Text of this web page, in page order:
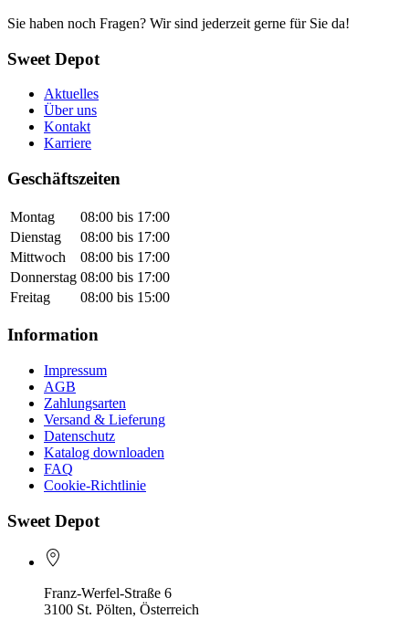
Sie haben noch Fragen? Wir sind jederzeit gerne für Sie da!
Sweet Depot
Aktuelles
Über uns
Kontakt
Karriere
Geschäftszeiten
Montag
08:00 bis 17:00
Dienstag
08:00 bis 17:00
Mittwoch
08:00 bis 17:00
Donnerstag 08:00 bis 17:00
Freitag
08:00 bis 15:00
Information
Impressum
AGB
Zahlungsarten
Versand & Lieferung
Datenschutz
Katalog downloaden
FAQ
Cookie-Richtlinie
Sweet Depot
Franz-Werfel-Straße 6
3100 St. Pölten, Österreich